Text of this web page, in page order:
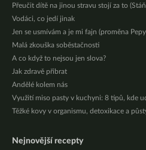
Přeučit dítě na jinou stravu stojí za to
Vodáci, co jedí jinak
Jen se usmívám a je mi fajn (proměna
Malá zkouška soběstačnosti
A co když to nejsou jen slova?
Jak zdravě přibrat
Andělé kolem nás
Využití miso pasty v kuchyni: 8 tipů, kde
Těžké kovy v organismu, detoxikace a
Nejnovější recepty